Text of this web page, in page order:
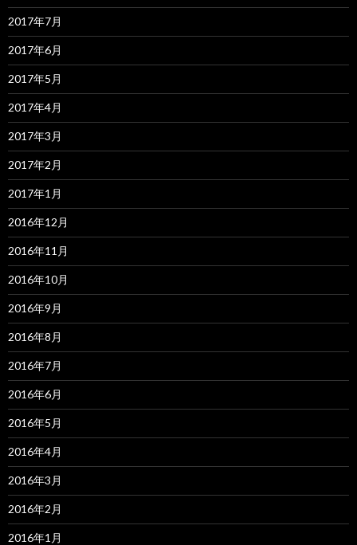
2017年7月
2017年6月
2017年5月
2017年4月
2017年3月
2017年2月
2017年1月
2016年12月
2016年11月
2016年10月
2016年9月
2016年8月
2016年7月
2016年6月
2016年5月
2016年4月
2016年3月
2016年2月
2016年1月